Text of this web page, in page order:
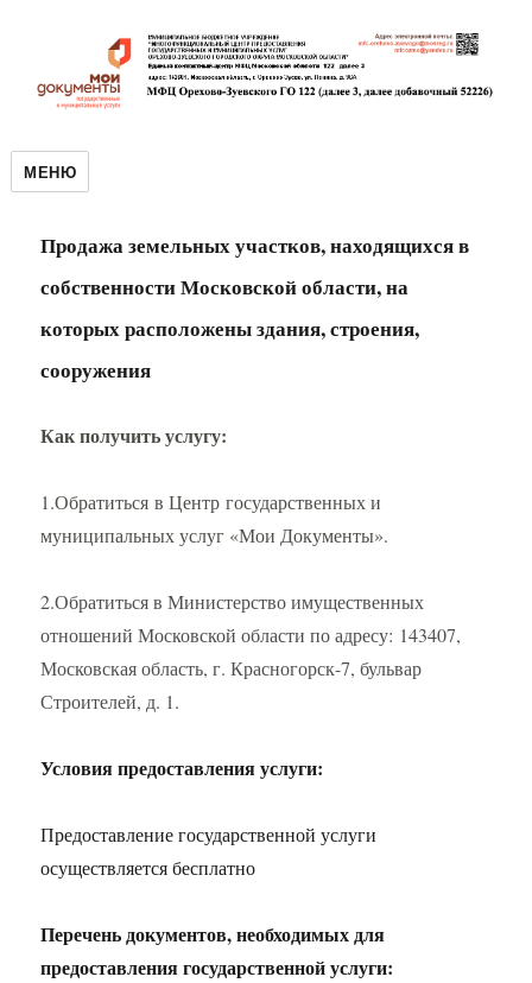
МЕНЮ
Продажа земельных участков, находящихся в
собственности Московской области, на
которых расположены здания, строения,
сооружения
Как получить услугу:
1.Обратиться в Центр государственных и
муниципальных услуг «Мои Документы».
2.Обратиться в Министерство имущественных
отношений Московской области по адресу: 143407,
Московская область, г. Красногорск-7, бульвар
Строителей, д. 1.
Условия предоставления услуги:
Предоставление государственной услуги
осуществляется бесплатно
Перечень документов, необходимых для
предоставления государственной услуги: